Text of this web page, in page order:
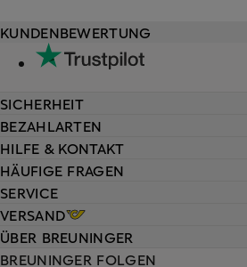
HILFE & KONTAKT
HÄUFIGE FRAGEN
SERVICE
VERSAND
KUNDENBEWERTUNG
SICHERHEIT
BEZAHLARTEN
ÜBER BREUNINGER
BREUNINGER FOLGEN